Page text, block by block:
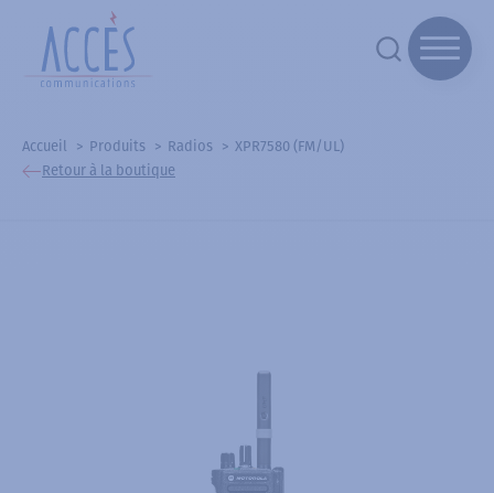
Accueil Produits Radios
XPR7580 (FM/UL)
Retour à la boutique